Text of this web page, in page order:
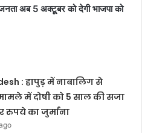
अब 5 अक्टूबर को देगी भाजपा को
: हापुड़ में नाबालिग से
में दोषी को 5 साल की सजा
रुपये का जुर्माना